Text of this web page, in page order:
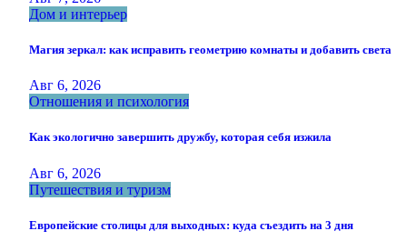
Дом и интерьер
Магия зеркал: как исправить геометрию комнаты и добавить света
Авг 6, 2026
Отношения и психология
Как экологично завершить дружбу, которая себя изжила
Авг 6, 2026
Путешествия и туризм
Европейские столицы для выходных: куда съездить на 3 дня